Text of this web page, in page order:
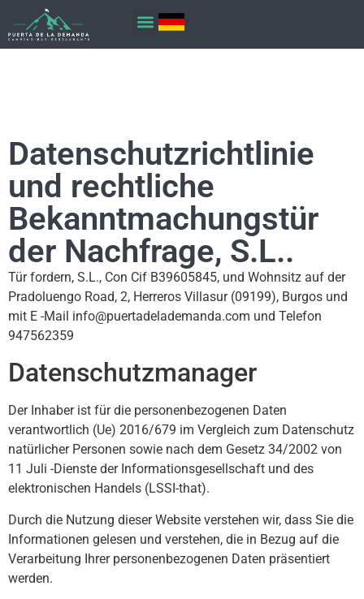
Datenschutzrichtlinie
und rechtliche
Bekanntmachungstür
der Nachfrage, S.L..
Tür fordern, S.L., Con Cif B39605845, und Wohnsitz auf der
Pradoluengo Road, 2, Herreros Villasur (09199), Burgos und
mit E -Mail info@puertadelademanda.com und Telefon
947562359
Datenschutzmanager
Der Inhaber ist für die personenbezogenen Daten
verantwortlich (Ue) 2016/679 im Vergleich zum Datenschutz
natürlicher Personen sowie nach dem Gesetz 34/2002 von
11 Juli -Dienste der Informationsgesellschaft und des
elektronischen Handels (LSSI-that).
Durch die Nutzung dieser Website verstehen wir, dass Sie die
Informationen gelesen und verstehen, die in Bezug auf die
Verarbeitung Ihrer personenbezogenen Daten präsentiert
werden.